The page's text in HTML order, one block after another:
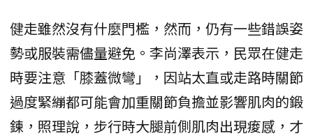
健走雖然沒有什麼門檻，然而，仍有一些錯誤姿
勢或服裝需儘量避免。李尚澤表示，民眾在健走
時要注意「膝蓋微彎」，因站太直或走路時關節
過度緊繃都可能會加重關節負擔並影響肌肉的鍛
鍊，照理說，步行時大腿前側肌肉出現痠感，才